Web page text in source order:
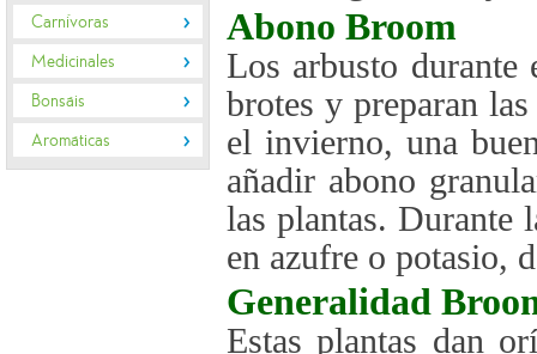
Carnívoras
Medicinales
Bonsáis
Aromáticas
Abono Broom
Los arbusto durante
brotes y preparan
el invierno, una
añadir abono
las plantas. Durante
en azufre o potasio,
Generalidad
Estas plantas dan